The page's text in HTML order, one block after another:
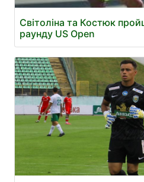
Світоліна та Костюк
раунду US Open